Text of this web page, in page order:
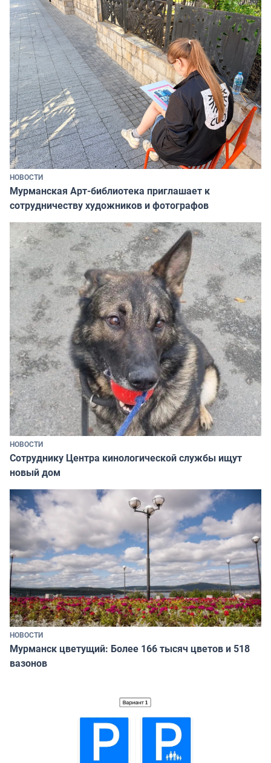
НОВОСТИ
Мурманская Арт-библиотека приглашает к
сотрудничеству художников и фотографов
НОВОСТИ
Сотруднику Центра кинологической службы ищут
новый дом
НОВОСТИ
Мурманск цветущий: Более 166 тысяч цветов и 518
вазонов